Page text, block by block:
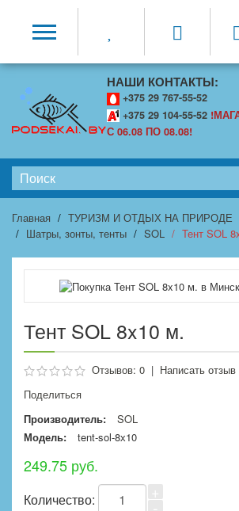
НАШИ КОНТАКТЫ:
+375 29 767-55-52
+375 29 104-55-52
С 06.08 ПО 08.08!
Главная
ТУРИЗМ И ОТДЫХ НА ПРИРОДЕ
Шатры, зонты, тенты
SOL Тент SOL
Тент SOL 8x10 м.
Отзывов: 0 | Написать отзыв
Поделиться
Производитель:
SOL
Модель:
tent-sol-8х10
249.75 руб.
Количество: